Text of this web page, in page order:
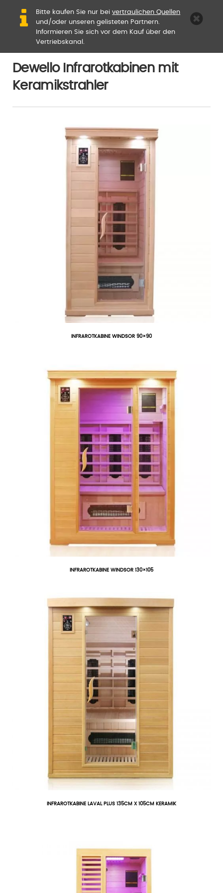
Bitte kaufen Sie nur beivertraulichen Quellen
und/oder unseren gelisteten Partnern.
Informieren Sie sich vor dem Kauf über den
Vertriebskanal.
Dewello Infrarotkabinen mit
Keramikstrahler
INFRAROTKABINE WINDSOR 90×90
INFRAROTKABINE WINDSOR 130×105
INFRAROTKABINE LAVAL PLUS 135CM X 105CM KERAMIK